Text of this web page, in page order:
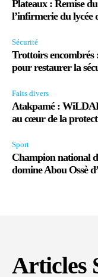
Plateaux : Remise
l’infirmerie du lycée
Sécurité
Trottoirs encombrés
pour restaurer la
Faits divers
Atakpamé :
au cœur de la
Sport
Champion national
domine Abou Ossè
Articles